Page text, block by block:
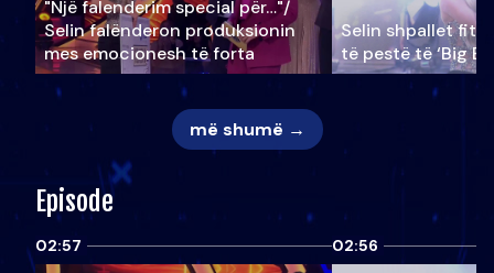
"Një falenderim special për…"/
Selin falënderon produksionin
mes emocionesh të forta
Selin shpallet
të pestë të ‘Big
më shumë →
Episode
02:57 02:56